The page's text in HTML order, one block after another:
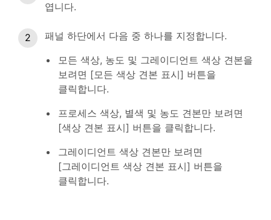
엽니다.
패널 하단에서 다음 중 하나를 지정합니다.
모든 색상, 농도 및 그레이디언트 색상 견본을
보려면 [모든 색상 견본 표시] 버튼을
클릭합니다.
프로세스 색상, 별색 및 농도 견본만 보려면
[색상 견본 표시] 버튼을 클릭합니다.
그레이디언트 색상 견본만 보려면
[그레이디언트 색상 견본 표시] 버튼을
클릭합니다.